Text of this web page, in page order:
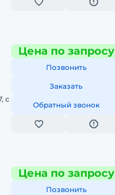
с
Цена по запросу
Позвонить
Заказать
Обратный звонок
Цена по запросу
Позвонить